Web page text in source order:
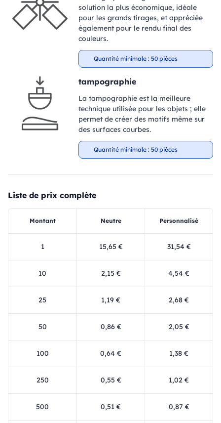
solution la plus économique, idéale
pour les grands tirages, et appréciée
également pour le rendu final des
couleurs.
Quantité minimale : 50 pièces
tampographie
La tampographie est la meilleure
technique utilisée pour les objets ; elle
permet de créer des motifs même sur
des surfaces courbes.
Quantité minimale : 50 pièces
Liste de prix complète
Montant Neutre Personnalisé
1 15,65 € 31,54 €
10 2,15 € 4,54 €
25 1,19 € 2,68 €
50 0,86 € 2,05 €
100 0,64 € 1,38 €
250 0,55 € 1,02 €
500 0,51 € 0,87 €